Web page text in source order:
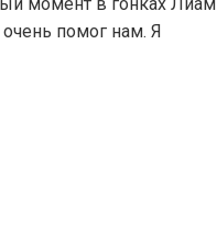
момент в гонках Лиам
помог нам. Я